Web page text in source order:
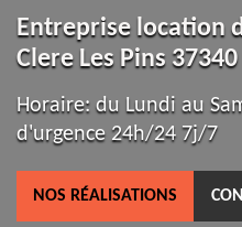
Entreprise location
Clere Les Pins 37340
Horaire: du Lundi au
d'urgence 24h/24 7j/7
NOS RÉALISATIONS